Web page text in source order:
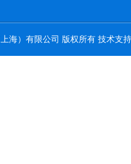
海）有限公司 版权所有 技术支